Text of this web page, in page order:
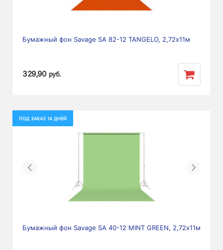
Бумажный фон Savage SA 82-12 TANGELO, 2,72х11м
329,90 руб.
ПОД ЗАКАЗ 14 ДНЕЙ
Previous Next
Бумажный фон Savage SA 40-12 MINT GREEN, 2,72х11м